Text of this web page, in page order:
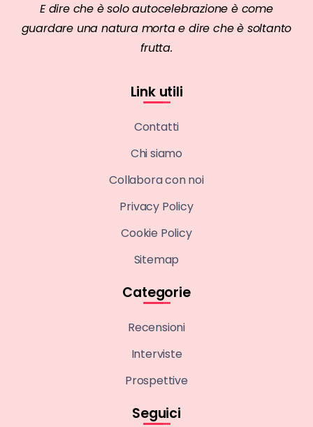
E dire che è solo autocelebrazione è come
guardare una natura morta e dire che è soltanto
frutta.
Link utili
Contatti
Chi siamo
Collabora con noi
Privacy Policy
Cookie Policy
Sitemap
Categorie
Recensioni
Interviste
Prospettive
Seguici